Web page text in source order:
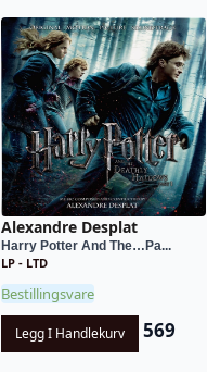
Alexandre Desplat
Harry Potter And The…Pa...
LP - LTD
Bestillingsvare
Legg I Handlekurv 569